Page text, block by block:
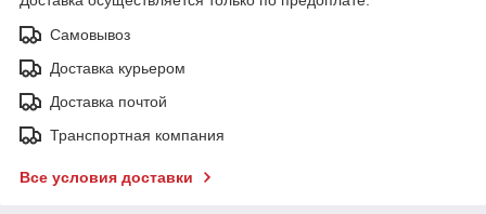
Самовывоз
Доставка курьером
Доставка почтой
Транспортная компания
Все условия доставки